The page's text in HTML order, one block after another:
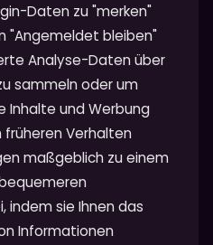
Daten zu "merken"
"Angemeldet bleiben"
Analyse-Daten über
sammeln oder um
Inhalte und Werbung
Verhalten
maßgeblich zu einem
indem sie Ihnen das
Informationen